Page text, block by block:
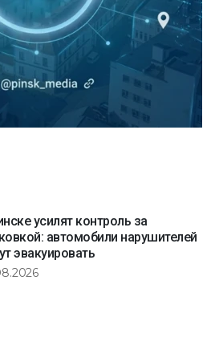
усилят контроль за
автомобили нарушителей
эвакуировать